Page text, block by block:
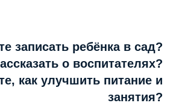
записать ребёнка в сад?
о воспитателях?
как улучшить питание и
занятия?